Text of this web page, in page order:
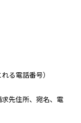
る電話番号）
先住所、宛名、電